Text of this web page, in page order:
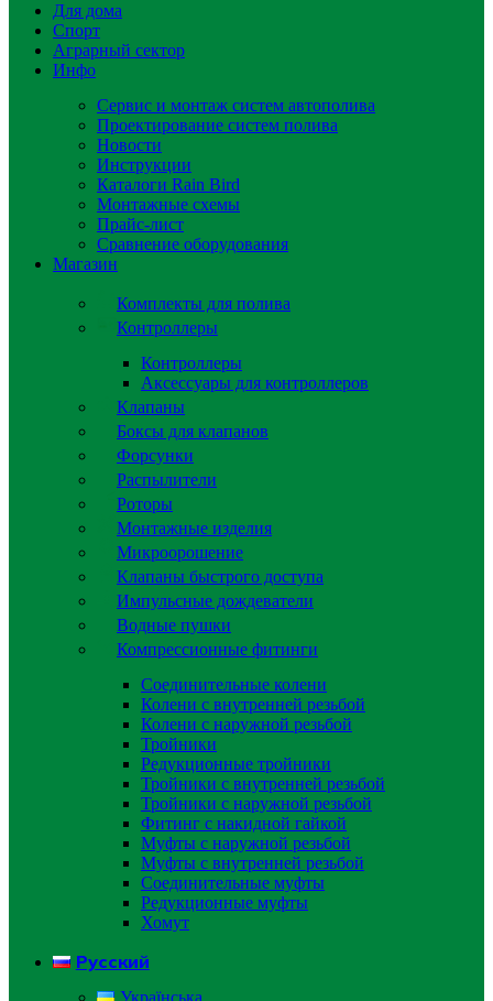
Для дома
Спорт
Аграрный сектор
Инфо
Сервис и монтаж систем автополива
Проектирование систем полива
Новости
Инструкции
Каталоги Rain Bird
Монтажные схемы
Прайс-лист
Сравнение оборудования
Магазин
Комплекты для полива
Контроллеры
Контроллеры
Аксессуары для контроллеров
Клапаны
Боксы для клапанов
Форсунки
Распылители
Роторы
Монтажные изделия
Микроорошение
Клапаны быстрого доступа
Импульсные дождеватели
Водные пушки
Компрессионные фитинги
Соединительные колени
Колени с внутренней резьбой
Колени с наружной резьбой
Тройники
Редукционные тройники
Тройники с внутренней резьбой
Тройники с наружной резьбой
Фитинг с накидной гайкой
Муфты с наружной резьбой
Муфты с внутренней резьбой
Соединительные муфты
Редукционные муфты
Хомут
Русский
Українська